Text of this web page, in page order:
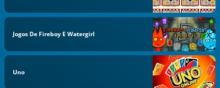
Jogos De Fireboy E Watergirl
Uno